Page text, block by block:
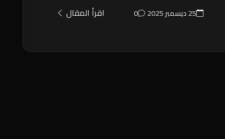
25 ديسمبر 2025 0 اقرأ المقال